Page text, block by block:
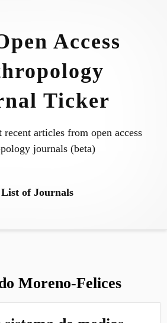
Access
Ticker
recent articles from open access
journals (beta)
List of Journals
Moreno-Felices